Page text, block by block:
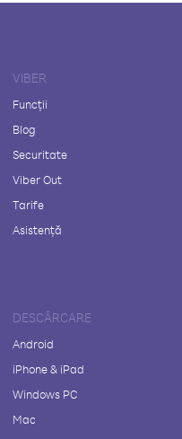
VIBER
Funcții
Blog
Securitate
Viber Out
Tarife
Asistență
DESCĂRCARE
Android
iPhone & iPad
Windows PC
Mac